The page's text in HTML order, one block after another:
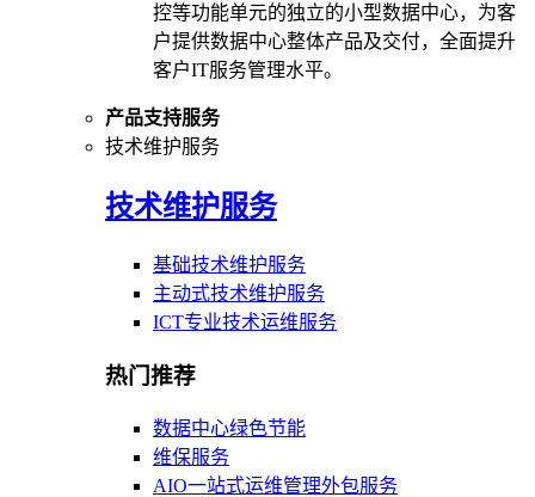
控等功能单元的独立的小型数据中心，为客
户提供数据中心整体产品及交付，全面提升
客户IT服务管理水平。
产品支持服务
技术维护服务
技术维护服务
基础技术维护服务
主动式技术维护服务
ICT专业技术运维服务
热门推荐
数据中心绿色节能
维保服务
AIO一站式运维管理外包服务